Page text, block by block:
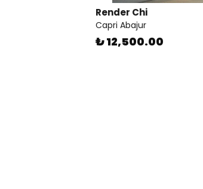
Render Chi
Capri Abajur
₺ 12,500.00